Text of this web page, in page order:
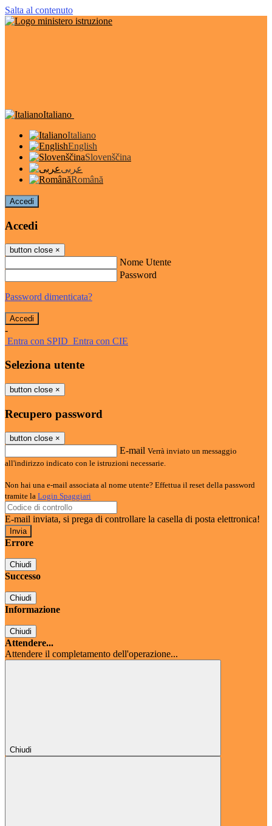
Salta al contenuto
Italiano
Italiano
English
Slovenščina
عربى
Română
Accedi
Accedi
button close ×
Nome Utente
Password
Password dimenticata?
-
Entra con SPID Entra con CIE
Seleziona utente
button close ×
Recupero password
button close ×
E-mail Verrà inviato un messaggio
all'indirizzo indicato con le istruzioni necessarie.
Non hai una e-mail associata al nome utente? Effettua il reset della password
tramite la Login Spaggiari
E-mail inviata, si prega di controllare la casella di posta elettronica!
Errore
Chiudi
Successo
Chiudi
Informazione
Chiudi
Attendere...
Attendere il completamento dell'operazione...
Chiudi